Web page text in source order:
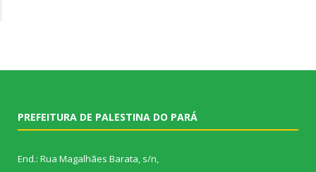
PREFEITURA DE PALESTINA DO PARÁ
End.: Rua Magalhães Barata, s/n,